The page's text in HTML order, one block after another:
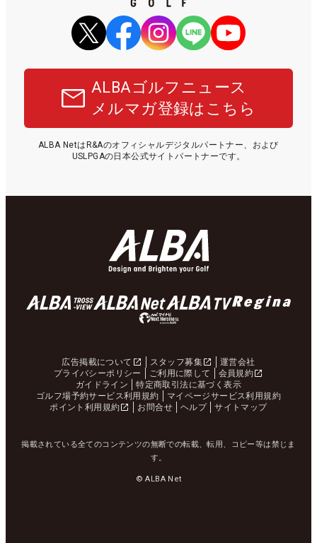
ALBAゴルフニュース
メルマガ登録はこちら
ALBA NetはR&Aのオフィシャルデジタルパートナー、および
USLPGAの日本公式サイトパートナーです。
広告掲載について スタッフ募集
運営会社
プライバシーポリシー
ご利用に際して
会員規約
ガイドライン
特定商取引法に基づく表示
ゴルフ場予約サービス利用規約
マイページサービス利用規約
ポイント利用規約
お問合せ ヘルプ サイトマップ
掲載されている全てのコンテンツの無断での転載、転用、コピー等は禁じま
す。
© ALBA Net